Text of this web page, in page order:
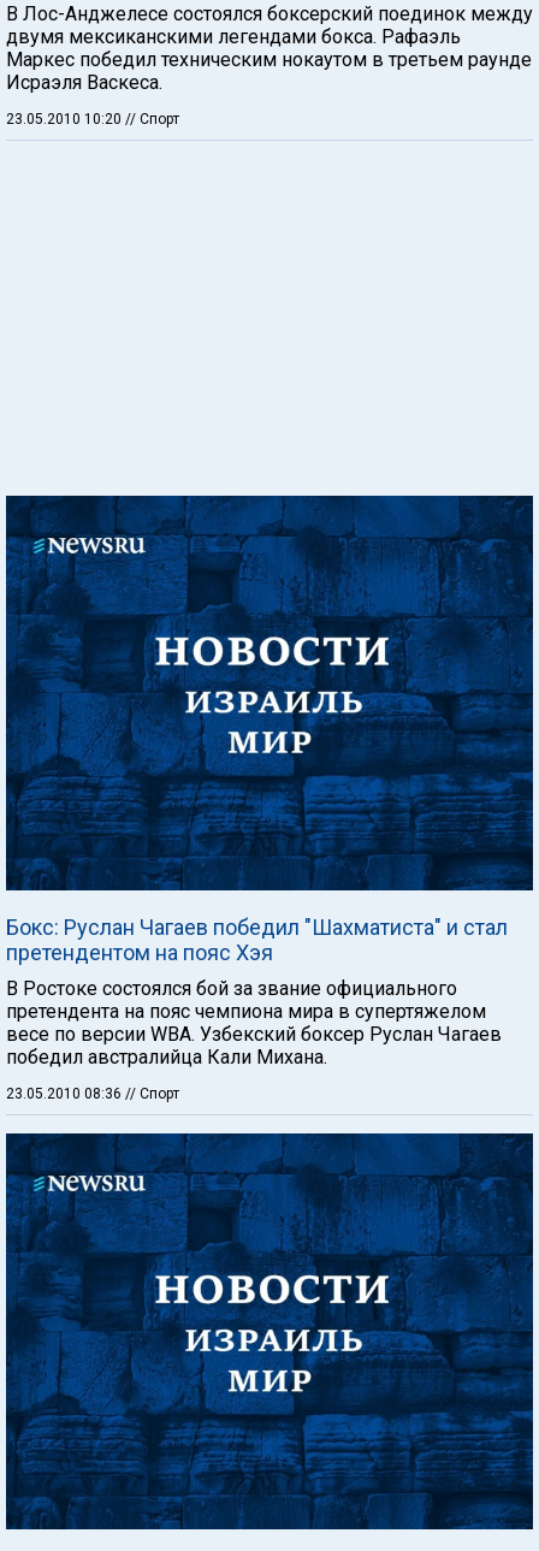
В Лос-Анджелесе состоялся боксерский поединок между
двумя мексиканскими легендами бокса. Рафаэль
Маркес победил техническим нокаутом в третьем раунде
Исраэля Васкеса.
23.05.2010 10:20 // Спорт
Бокс: Руслан Чагаев победил "Шахматиста" и стал
претендентом на пояс Хэя
В Ростоке состоялся бой за звание официального
претендента на пояс чемпиона мира в супертяжелом
весе по версии WBA. Узбекский боксер Руслан Чагаев
победил австралийца Кали Михана.
23.05.2010 08:36 // Спорт